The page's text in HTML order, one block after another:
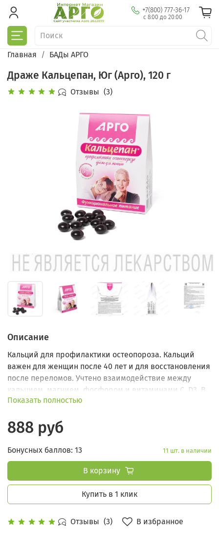
+7(800) 777-36-17
с 8:00 до 20:00
Главная БАДы АРГО
Драже Кальцепан, Юг (Арго), 120 г
Отзывы (3)
Отзывы (3) В избранное
Описание
Кальций для профилактики остеопороза. Кальций
важен для женщин после 40 лет и для восстановления
после переломов. Учтено взаимодействие между
кальцием, магнием, фосфором и витаминами С, D3, В.
Показать полностью
888 руб
Бонусных баллов: 13 11 шт. в наличии
В корзину
Купить в 1 клик